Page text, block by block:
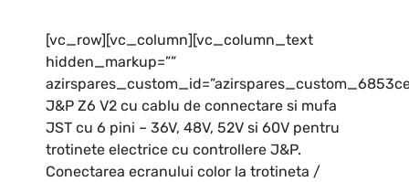
[vc_row][vc_column][vc_column_text
hidden_markup=””
J&P Z6 V2 cu cablu de connectare si mufa
JST cu 6 pini – 36V, 48V, 52V si 60V pentru
trotinete electrice cu controllere J&P.
Conectarea ecranului color la trotineta /